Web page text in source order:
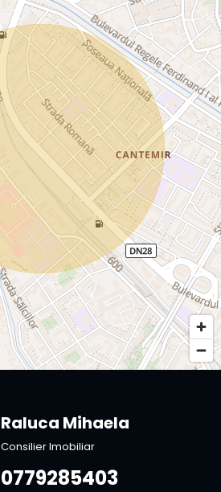
Raluca Mihaela
Consilier Imobiliar
0779285403